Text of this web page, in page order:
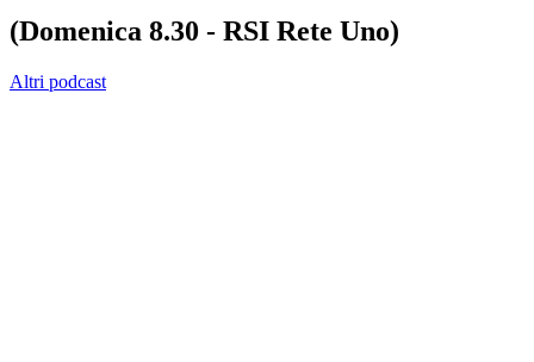
(Domenica 8.30 - RSI Rete Uno)
Altri podcast